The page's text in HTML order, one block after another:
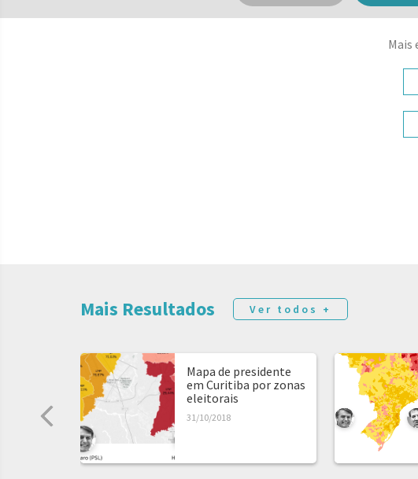
Mais
Mais Resultados Ver todos +
Mapa de presidente
em Curitiba por zonas
eleitorais
31/10/2018